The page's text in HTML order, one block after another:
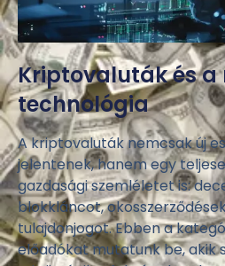
Kriptovaluták és
technológia
A kriptovaluták nemcsak új
jelentenek, hanem egy
gazdasági szemléletet is:
blokkláncot,
tulajdonjogot. Ebben a
előadókat mutatunk be, akik